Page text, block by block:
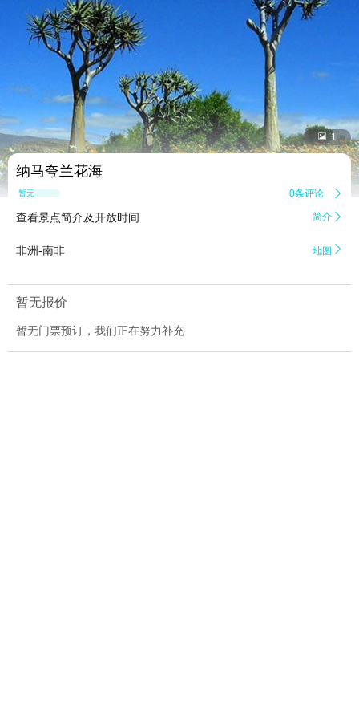
 1
纳马夸兰花海
暂无点评 0条评论 
查看景点简介及开放时间 简介 
非洲-南非 地图 
暂无报价
暂无门票预订，我们正在努力补充